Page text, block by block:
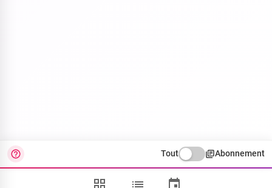
Tout Abonnement